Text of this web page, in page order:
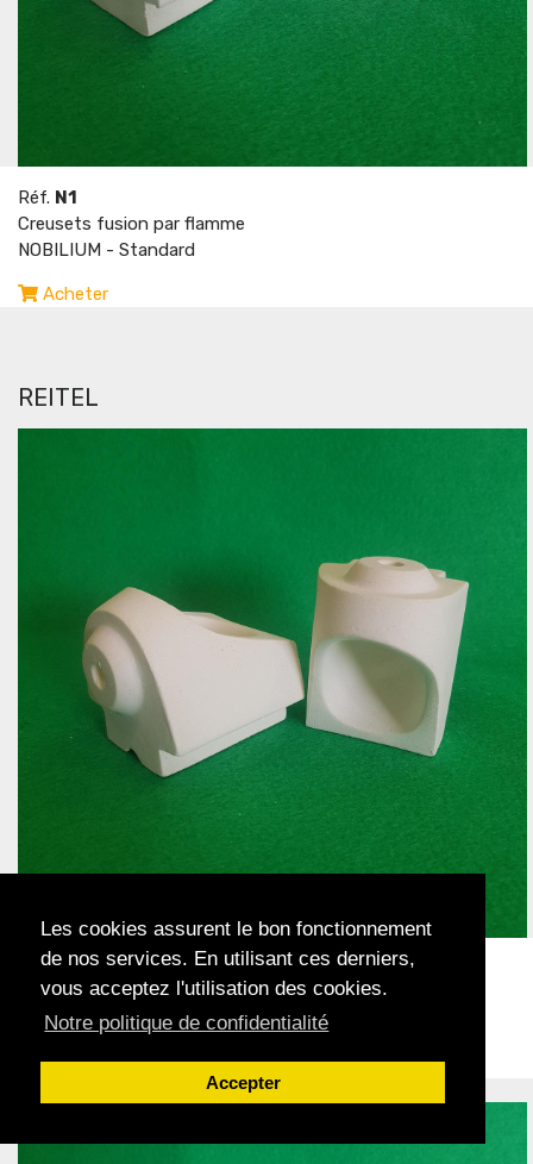
Les cookies assurent le bon fonctionnement
de nos services. En utilisant ces derniers,
vous acceptez l'utilisation des cookies.
Notre politique de confidentialité
Accepter
Réf. N1
Creusets fusion par flamme
NOBILIUM - Standard
Acheter
REITEL
Réf.R1A
Creusets fusion par flamme
REITEL - Retrocast modèle A
Acheter